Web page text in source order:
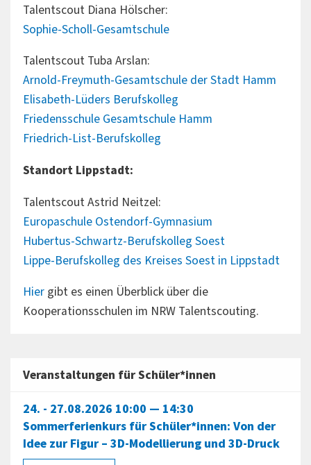
Talentscout Diana Hölscher:
Sophie-Scholl-Gesamtschule
Talentscout Tuba Arslan:
Arnold-Freymuth-Gesamtschule der Stadt Hamm
Elisabeth-Lüders Berufskolleg
Friedensschule Gesamtschule Hamm
Friedrich-List-Berufskolleg
Standort Lippstadt:
Talentscout Astrid Neitzel:
Europaschule Ostendorf-Gymnasium
Hubertus-Schwartz-Berufskolleg Soest
Lippe-Berufskolleg des Kreises Soest in Lippstadt
Hiergibt es einen Überblick über die
Kooperationsschulen im NRW Talentscouting.
Veranstaltungen für Schüler*innen
24. - 27.08.2026 10:00 — 14:30
Sommerferienkurs für Schüler*innen: Von der
Idee zur Figur – 3D-Modellierung und 3D-Druck